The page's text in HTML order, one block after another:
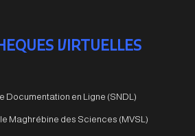
VIRTUELLES
Documentation en Ligne (SNDL)
Maghrébine des Sciences (MVSL)